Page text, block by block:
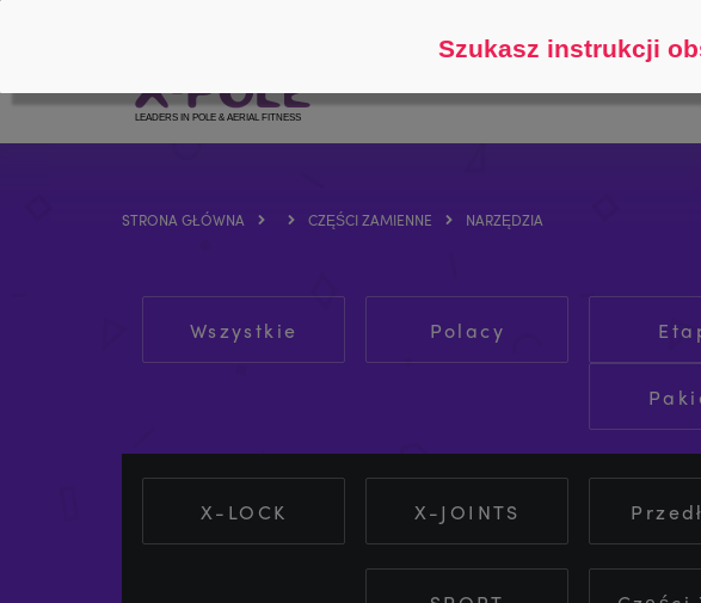
STRONA GŁÓWNA CZĘŚCI ZAMIENNE NARZĘDZIA
Wszystkie Polacy
X-LOCK X-JOINTS
Szukasz instrukcji